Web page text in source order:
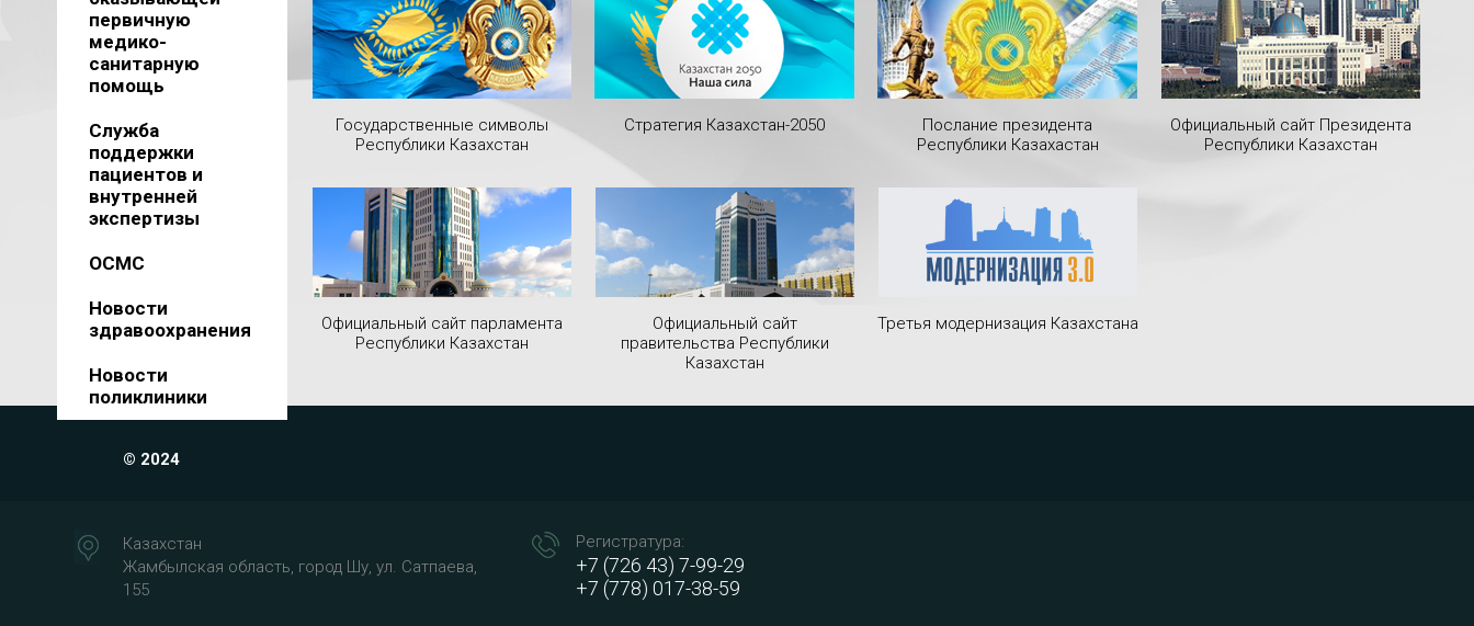
первичную
медико-
санитарную
помощь
Служба
поддержки
пациентов и
внутренней
экспертизы
ОСМС
Новости
здравоохранения
Новости
поликлиники
Государственные символы
Республики Казахстан
Стратегия Казахстан-2050
Послание президента
Республики Казахастан
Официальный сайт Президента
Республики Казахстан
Официальный сайт парламента
Республики Казахстан
Официальный сайт
правительства Республики
Казахстан
Третья модернизация Казахстана
© 2024
Казахстан
Жамбылская область, город Шу, ул. Сатпаева,
155
Регистратура:
+7 (726 43) 7-99-29
+7 (778) 017-38-59